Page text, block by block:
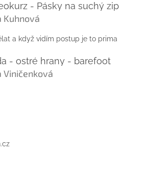
- Pásky na suchý zip
produktu je 5 z 5 hvězdiček.
Kuhnová
a když vidím postup je to prima
- ostré hrany - barefoot
produktu je 5 z 5 hvězdiček.
Viničenková